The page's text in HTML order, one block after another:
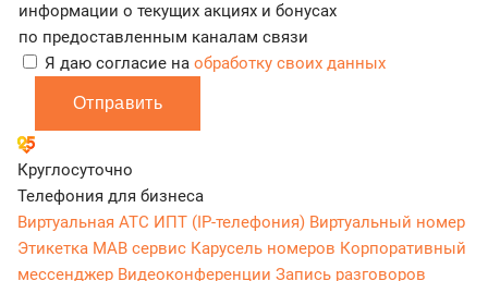
информации о текущих акциях и бонусах
по предоставленным каналам связи
Я даю согласие на обработку своих данных
Отправить
Круглосуточно
Телефония для бизнеса
Виртуальная АТС ИПТ (IP-телефония) Виртуальный номер
Этикетка МАВ сервис Карусель номеров Корпоративный
мессенджер Видеоконференции Запись разговоров